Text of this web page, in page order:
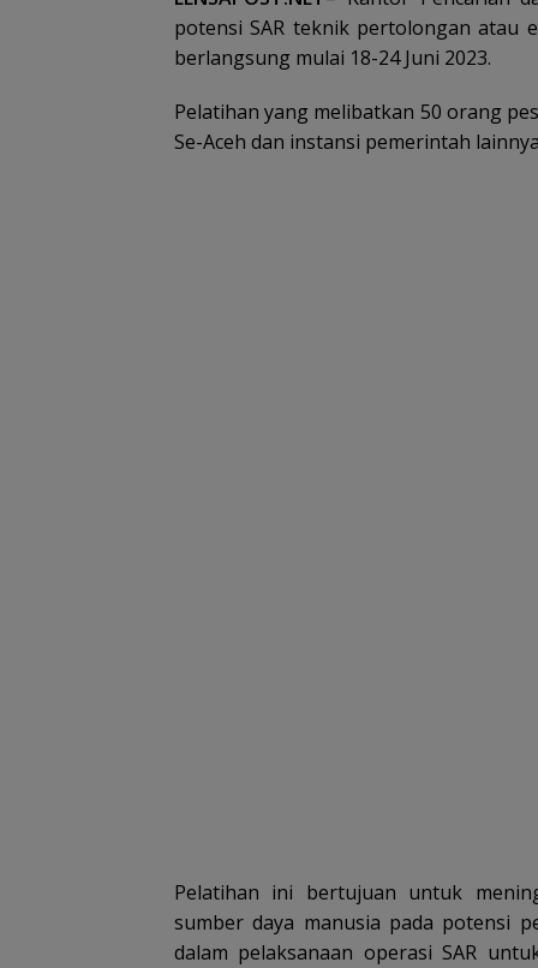
potensi SAR teknik pertolongan atau
berlangsung mulai 18-24 Juni 2023.
Pelatihan yang melibatkan 50 orang
Se-Aceh dan instansi pemerintah
Pelatihan ini bertujuan untuk
sumber daya manusia pada potensi
dalam pelaksanaan operasi SAR